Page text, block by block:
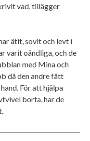
vad, tillägger
ätit, sovit och levt i
varit oändliga, och de
med Mina och
då den andre fått
För att hjälpa
borta, har de